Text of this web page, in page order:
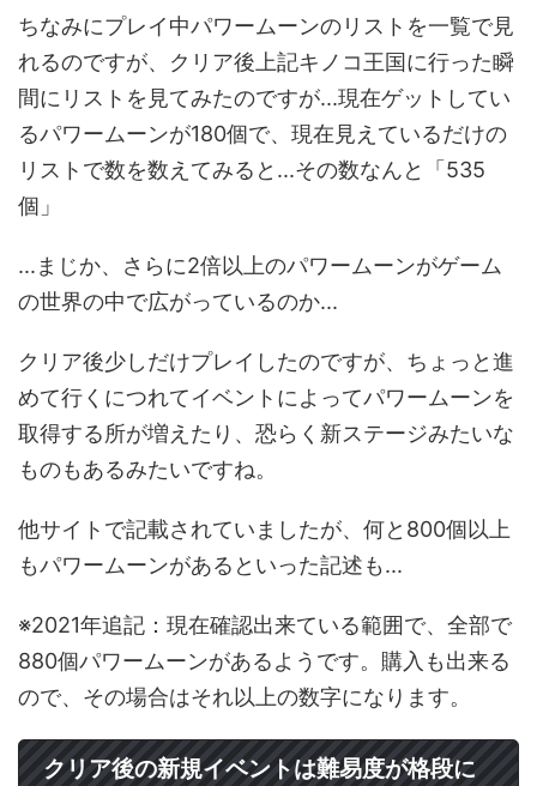
ちなみにプレイ中パワームーンのリストを一覧で見
れるのですが、クリア後上記キノコ王国に行った瞬
間にリストを見てみたのですが...現在ゲットしてい
るパワームーンが180個で、現在見えているだけの
リストで数を数えてみると...その数なんと「535
個」
...まじか、さらに2倍以上のパワームーンがゲーム
の世界の中で広がっているのか...
クリア後少しだけプレイしたのですが、ちょっと進
めて行くにつれてイベントによってパワームーンを
取得する所が増えたり、恐らく新ステージみたいな
ものもあるみたいですね。
他サイトで記載されていましたが、何と800個以上
もパワームーンがあるといった記述も...
※2021年追記：現在確認出来ている範囲で、全部で
880個パワームーンがあるようです。購入も出来る
ので、その場合はそれ以上の数字になります。
クリア後の新規イベントは難易度が格段に